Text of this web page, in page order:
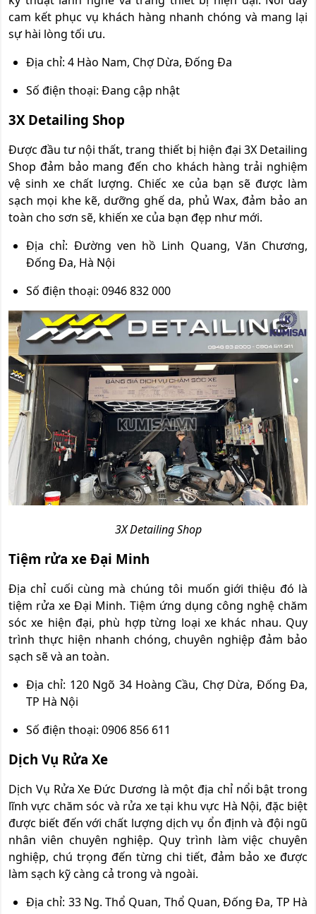
cam kết phục vụ khách hàng nhanh chóng và mang lại
sự hài lòng tối ưu.
Địa chỉ: 4 Hào Nam, Chợ Dừa, Đống Đa
Số điện thoại: Đang cập nhật
3X Detailing Shop
Được đầu tư nội thất, trang thiết bị hiện đại 3X Detailing
Shop đảm bảo mang đến cho khách hàng trải nghiệm
vệ sinh xe chất lượng. Chiếc xe của bạn sẽ được làm
sạch mọi khe kẽ, dưỡng ghế da, phủ Wax, đảm bảo an
toàn cho sơn sẽ, khiến xe của bạn đẹp như mới.
Địa chỉ: Đường ven hồ Linh Quang, Văn Chương,
Đống Đa, Hà Nội
Số điện thoại: 0946 832 000
3X Detailing Shop
Tiệm rửa xe Đại Minh
Địa chỉ cuối cùng mà chúng tôi muốn giới thiệu đó là
tiệm rửa xe Đại Minh. Tiệm ứng dụng công nghệ chăm
sóc xe hiện đại, phù hợp từng loại xe khác nhau. Quy
trình thực hiện nhanh chóng, chuyên nghiệp đảm bảo
sạch sẽ và an toàn.
Địa chỉ: 120 Ngõ 34 Hoàng Cầu, Chợ Dừa, Đống Đa,
TP Hà Nội
Số điện thoại: 0906 856 611
Dịch Vụ Rửa Xe
Dịch Vụ Rửa Xe Đức Dương là một địa chỉ nổi bật trong
lĩnh vực chăm sóc và rửa xe tại khu vực Hà Nội, đặc biệt
được biết đến với chất lượng dịch vụ ổn định và đội ngũ
nhân viên chuyên nghiệp. Quy trình làm việc chuyên
nghiệp, chú trọng đến từng chi tiết, đảm bảo xe được
làm sạch kỹ càng cả trong và ngoài.
Địa chỉ: 33 Ng. Thổ Quan, Thổ Quan, Đống Đa, TP Hà